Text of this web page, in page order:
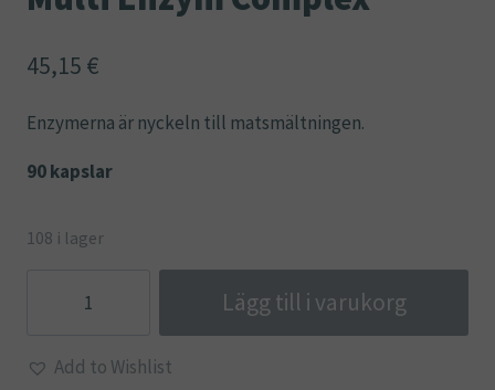
45,15 €
Enzymerna är nyckeln till matsmältningen.
90 kapslar
108 i lager
mängd
Lägg till i varukorg
Add to Wishlist